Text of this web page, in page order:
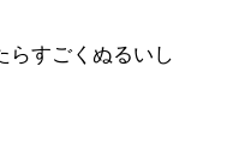
らすごくぬるいし